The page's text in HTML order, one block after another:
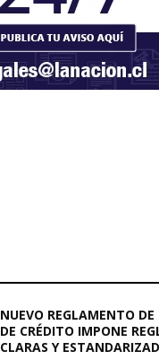
NUEVO REGLAMENTO DE
DE CRÉDITO IMPONE
CLARAS Y